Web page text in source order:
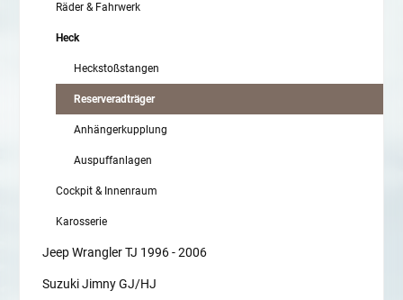
Räder & Fahrwerk
Heck
Heckstoßstangen
Reserveradträger
Anhängerkupplung
Auspuffanlagen
Cockpit & Innenraum
Karosserie
Jeep Wrangler TJ 1996 - 2006
Suzuki Jimny GJ/HJ